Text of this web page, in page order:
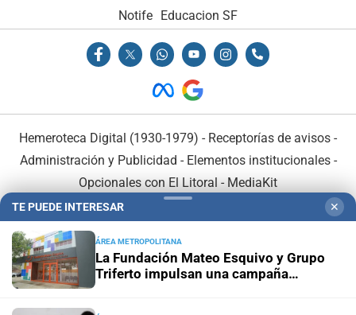
Notife
Educacion SF
Hemeroteca Digital (1930-1979) - Receptorías de avisos -
Administración y Publicidad - Elementos institucionales-
Opcionales con El Litoral - MediaKit
TE PUEDE INTERESAR ✕
ÁREA METROPOLITANA
La Fundación Mateo Esquivo y Grupo
Triferto impulsan una campaña